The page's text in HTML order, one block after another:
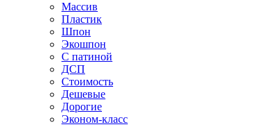
Массив
Пластик
Шпон
Экошпон
С патиной
ДСП
Стоимость
Дешевые
Дорогие
Эконом-класс